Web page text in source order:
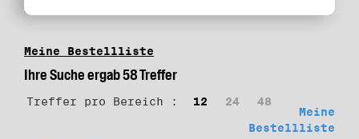
Meine Bestellliste
Ihre Suche ergab 58 Treffer
Treffer pro Bereich : 12 24
48
Meine
Bestellliste